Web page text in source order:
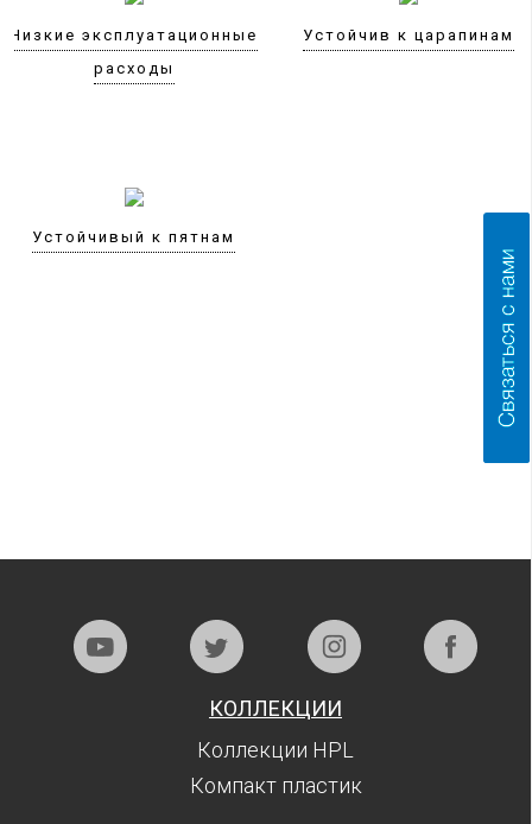
Низкие эксплуатационные
расходы
Устойчив к царапинам
Устойчивый к пятнам
КОЛЛЕКЦИИ
Коллекции HPL
Компакт пластик